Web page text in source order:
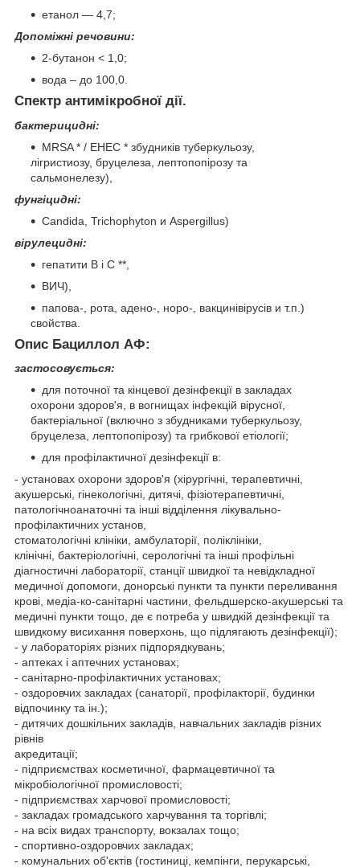
етанол — 4,7;
Допоміжні речовини:
2-бутанон < 1,0;
вода – до 100,0.
Спектр антимікробної дії.
бактерицидні:
MRSA * / EHEC * збудників туберкульозу,
лігристиозу, бруцелеза, лептопопірозу та
сальмонелезу),
фунгіцидні:
Саndida, Trichophyton и Aspergillus)
вірулецидні:
гепатити В і С **,
ВИЧ),
папова-, рота, адено-, норо-, вакцинівірусів и т.п.)
свойства.
Опис Бациллол АФ:
застосовується:
для поточної та кінцевої дезінфекції в закладах
охорони здоров'я, в вогнищах інфекцій вірусної,
бактеріальної (включно з збудниками туберкульозу,
бруцелеза, лептопопірозу) та грибкової етіології;
для профілактичної дезінфекції в:
- установах охорони здоров'я (хірургічні, терапевтичні,
акушерські, гінекологічні, дитячі, фізіотерапевтичні,
патологічноанаточні та інші відділення лікувально-
профілактичних установ,
стоматологічні клініки, амбулаторії, поліклініки,
клінічні, бактеріологічні, серологічні та інші профільні
діагностичні лабораторії, станції швидкої та невідкладної
медичної допомоги, донорські пункти та пункти переливання
крові, медіа-ко-санітарні частини, фельдшерско-акушерські та
медичні пункти тощо, де є потреба у швидкій дезінфекції та
швидкому висихання поверхонь, що підлягають дезінфекції);
- у лабораторіях різних підпорядкувань;
- аптеках і аптечних установах;
- санітарно-профілактичних установах;
- оздоровчих закладах (санаторії, профілакторії, будинки
відпочинку та ін.);
- дитячих дошкільних закладів, навчальних закладів різних
рівнів
акредитації;
- підприємствах косметичної, фармацевтичної та
мікробіологічної промисловості;
- підприємствах харчової промисловості;
- закладах громадського харчування та торгівлі;
- на всіх видах транспорту, вокзалах тощо;
- спортивно-оздоровчих закладах;
- комунальних об'єктів (гостиниці, кемпінги, перукарські,